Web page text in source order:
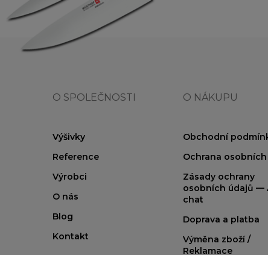
O SPOLEČNOSTI
Výšivky
Reference
Výrobci
O nás
Blog
Kontakt
O NÁKUPU
Obchodní
Ochrana
Zásady ochrany
osobních údajů —
chat
Doprava a platba
Výměna zboží /
Reklamace